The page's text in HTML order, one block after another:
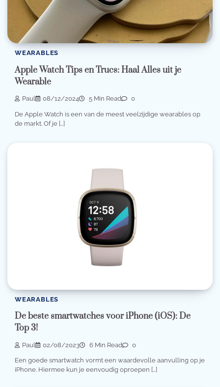
WEARABLES
Apple Watch Tips en Trucs: Haal Alles uit je
Wearable
Paul 08/12/2024 5 Min Read 0
De Apple Watch is een van de meest veelzijdige wearables op
de markt. Of je […]
WEARABLES
De beste smartwatches voor iPhone (iOS): De
Top 3!
Paul 02/08/2023 6 Min Read 0
Een goede smartwatch vormt een waardevolle aanvulling op je
iPhone. Hiermee kun je eenvoudig oproepen […]